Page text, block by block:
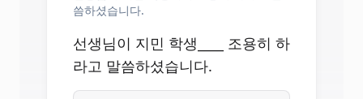
씀하셨습니다.
선생님이 지민 학생____ 조용히 하
라고 말씀하셨습니다.